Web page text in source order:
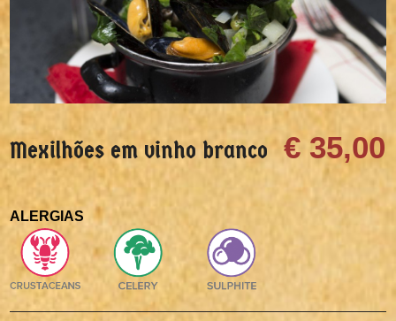
Mexilhões em vinho branco € 35,00
ALERGIAS